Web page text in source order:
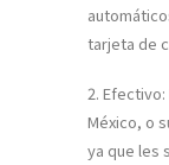
tarjeta de
2.
México, o
ya que les